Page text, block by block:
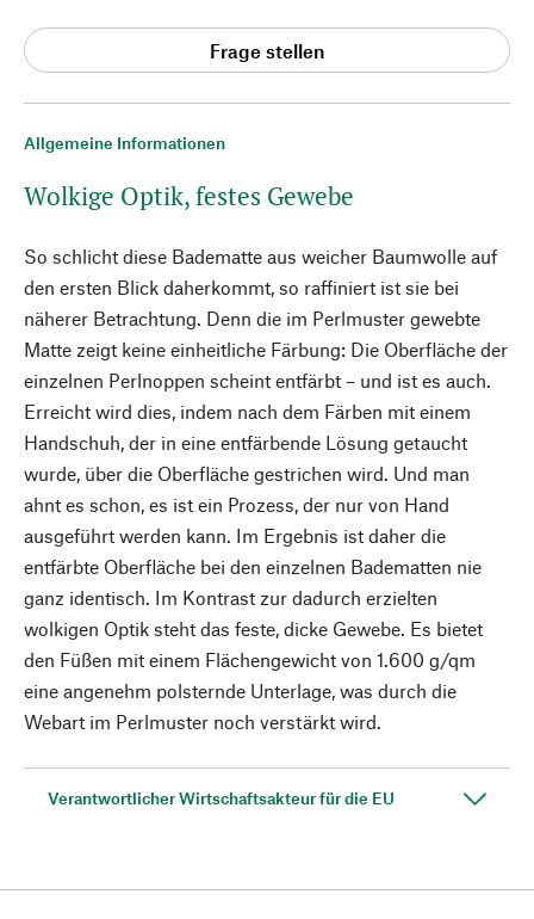
Allgemeine Informationen
Wolkige Optik, festes Gewebe
So schlicht diese Badematte aus weicher Baumwolle auf
den ersten Blick daherkommt, so raffiniert ist sie bei
näherer Betrachtung. Denn die im Perlmuster gewebte
Matte zeigt keine einheitliche Färbung: Die Oberfläche der
einzelnen Perlnoppen scheint entfärbt – und ist es auch.
Erreicht wird dies, indem nach dem Färben mit einem
Handschuh, der in eine entfärbende Lösung getaucht
wurde, über die Oberfläche gestrichen wird. Und man
ahnt es schon, es ist ein Prozess, der nur von Hand
ausgeführt werden kann. Im Ergebnis ist daher die
entfärbte Oberfläche bei den einzelnen Badematten nie
ganz identisch. Im Kontrast zur dadurch erzielten
wolkigen Optik steht das feste, dicke Gewebe. Es bietet
den Füßen mit einem Flächengewicht von 1.600 g/qm
eine angenehm polsternde Unterlage, was durch die
Webart im Perlmuster noch verstärkt wird.
Verantwortlicher Wirtschaftsakteur für die EU
Frage stellen